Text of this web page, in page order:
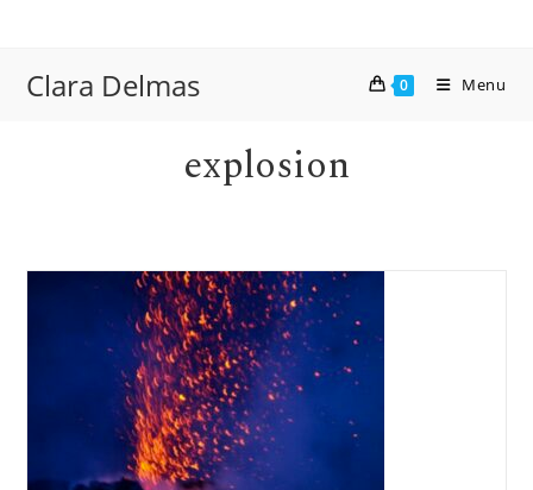
contentClara Delmas 0 Menu
explosion